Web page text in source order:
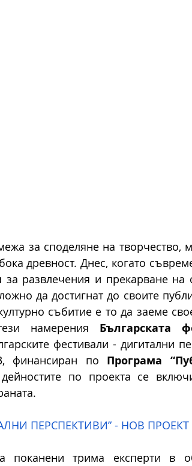
за споделяне на творчество,
древност. Днес, когато
развлечения и прекарване на
да достигнат до своите
събитие е то да заеме
намерения Българската
фестивали - дигитални
финансиран по Програма
по проекта се
ПЕРСПЕКТИВИ” - НОВ
поканени трима експерти в